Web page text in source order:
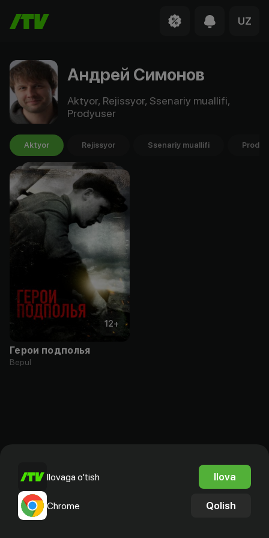
UZ
Андрей Симонов
Aktyor, Rejissyor, Ssenariy muallifi,
Prodyuser
Aktyor Rejissyor Ssenariy muallifi
12+
Герои подполья
Bepul
Ilovaga o'tish Ilova
Chrome Qolish